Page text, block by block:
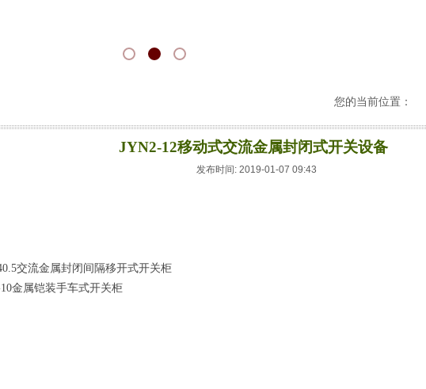
您的当前位置：​​​​
JYN2-12移动式交流金属封闭式开关设备
发布时间: 2019-01-07 09:43
交流金属封闭间隔移开式开关柜
金属铠装手车式开关柜